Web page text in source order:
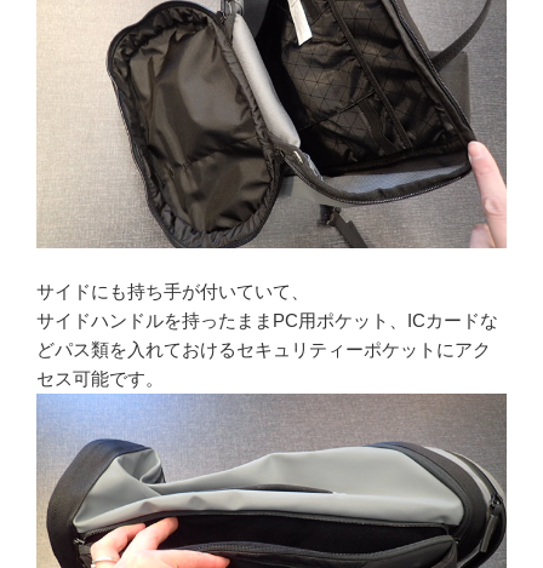
サイドにも持ち手が付いていて、
サイドハンドルを持ったままPC用ポケット、ICカードな
どパス類を入れておけるセキュリティーポケットにアク
セス可能です。